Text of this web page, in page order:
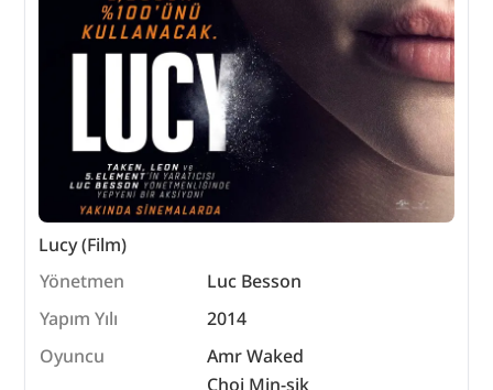
Lucy (Film)
Yönetmen
Luc Besson
Yapım Yılı
2014
Oyuncu
Amr Waked
Choi Min-sik